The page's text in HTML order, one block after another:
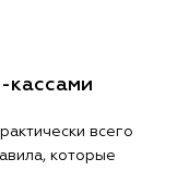
кассами
всего
которые